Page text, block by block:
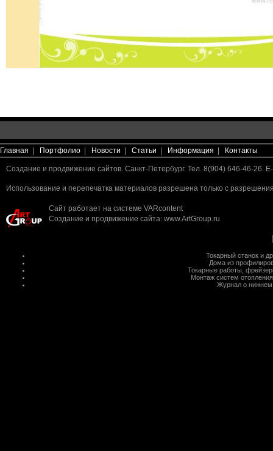
Главная | Портфолио | Новости | Статьи | Информация | Контакты
Создание и продвижение сайтов. Санкт-Петербург. Тел. 8(904) 646-46-26.
Использование и перепечатка материалов разрешена только с
Сайт работает на системе VARcontent
Создание и продвижение сайта: www.ArtGroup.ru
Токарный станок и
Дома из
Токарные работы
Монтаж систем отопления
Журнал о нижнем